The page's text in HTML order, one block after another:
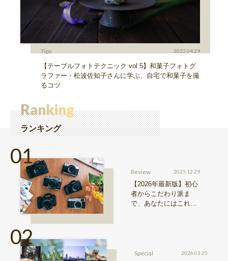
Tips 2022.04.29
【テーブルフォトテクニック vol.5】和菓子フォトグ
ラファー・松波佐知子さんに学ぶ、自宅で和菓子を撮
るコツ
Ranking
ランキング
Review 2025.12.29
【2026年最新版】初心
者からこだわり派ま
で、あなたにはこれが
Special 2026.03.25